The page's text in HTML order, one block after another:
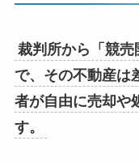
裁判所から「競
で、その不動産は
者が自由に売却や
す。